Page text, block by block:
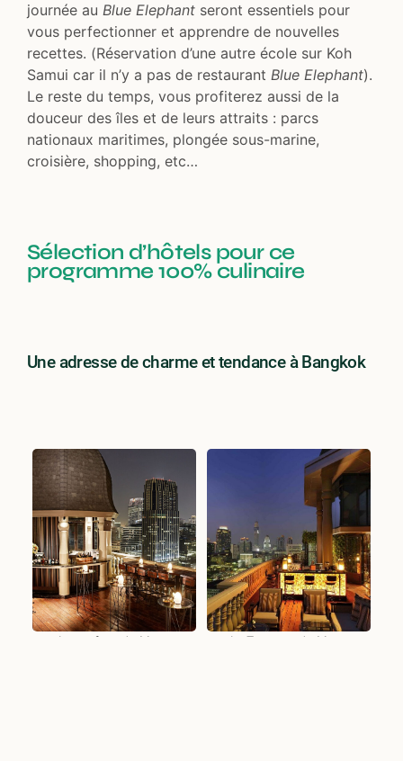
journée au Blue Elephant seront essentiels pour
vous perfectionner et apprendre de nouvelles
recettes. (Réservation d’une autre école sur Koh
Samui car il n’y a pas de restaurant Blue Elephant).
Le reste du temps, vous profiterez aussi de la
douceur des îles et de leurs attraits : parcs
nationaux maritimes, plongée sous-marine,
croisière, shopping, etc…
Sélection d’hôtels pour ce
programme 100% culinaire
Une adresse de charme et tendance à Bangkok
Le rooftop du Muse La Terrasse du Muse